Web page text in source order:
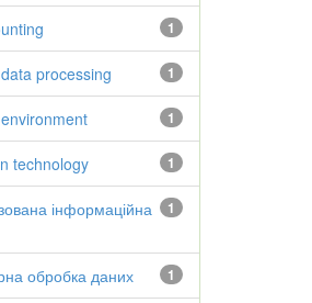
1
1
processing
1
1
technology
1
інформаційна
1
обробка даних